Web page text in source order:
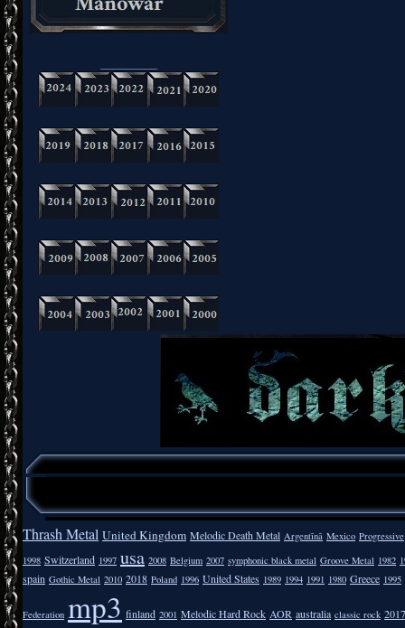
Thrash Metal United Kingdom Melodic Death Metal Argentīnā Mexico Progressive
1998 Switzerland 1997 usa 2008 Belgium 2007 symphonic black metal Groove Metal 1982
spain Gothic Metal 2010 2018 Poland 1996 United States 1989 1994 1991 1980 Greece 1995
Federation mp3 finland 2001 Melodic Hard Rock AOR australia classic rock 2017